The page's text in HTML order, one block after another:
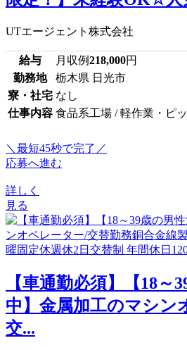
UTエージェント株式会社
給与 月収例218,000円
勤務地
栃木県 日光市
寮・社宅 なし
仕事内容 食品系工場 / 軽作業・ピ
＼最短45秒で完了／
応募へ進む
詳しく
見る
【車通勤必須】【18～
中】金属加工のマシン
交...